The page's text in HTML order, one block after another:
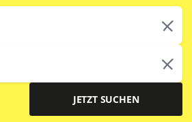
JETZT SUCHEN